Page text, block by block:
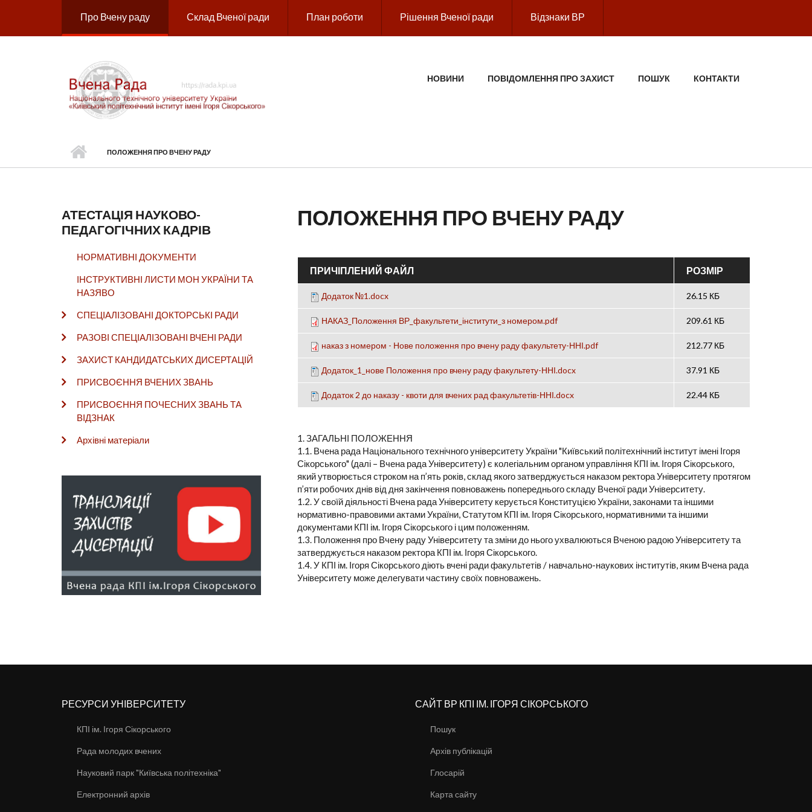
Про Вчену раду Склад Вченої ради План роботи Рішення Вченої ради Відзнаки ВР
ГОЛОВНЕ МЕНЮНОВИНИ ПОВІДОМЛЕННЯ ПРО ЗАХИСТ ПОШУК КОНТАКТИ
ПОЛОЖЕННЯ ПРО ВЧЕНУ РАДУ
АТЕСТАЦІЯ НАУКОВО-
ПЕДАГОГІЧНИХ КАДРІВ
НОРМАТИВНІ ДОКУМЕНТИ
ІНСТРУКТИВНІ ЛИСТИ МОН УКРАЇНИ ТА
НАЗЯВО
СПЕЦІАЛІЗОВАНІ ДОКТОРСЬКІ РАДИ
РАЗОВІ СПЕЦІАЛІЗОВАНІ ВЧЕНІ РАДИ
ЗАХИСТ КАНДИДАТСЬКИХ ДИСЕРТАЦІЙ
ПРИСВОЄННЯ ВЧЕНИХ ЗВАНЬ
ПРИСВОЄННЯ ПОЧЕСНИХ ЗВАНЬ ТА
ВІДЗНАК
Архівні матеріали
ПОЛОЖЕННЯ ПРО ВЧЕНУ РАДУ
ПРИЧІПЛЕНИЙ ФАЙЛ РОЗМІР
Додаток №1.docx 26.15 КБ
НАКАЗ_Положення ВР_факультети_інститути_з номером.pdf 209.61 КБ
наказ з номером - Нове положення про вчену раду факультету-ННІ.pdf 212.77 КБ
Додаток_1_нове Положення про вчену раду факультету-ННІ.docx 37.91 КБ
Додаток 2 до наказу - квоти для вчених рад факультетів-ННІ.docx 22.44 КБ
1. ЗАГАЛЬНІ ПОЛОЖЕННЯ
1.1. Вчена рада Національного технічного університету України "Київський політехнічний інститут імені Ігоря
Сікорського" (далі – Вчена рада Університету) є колегіальним органом управління КПІ ім. Ігоря Сікорського,
який утворюється строком на п’ять років, склад якого затверджується наказом ректора Університету протягом
п’яти робочих днів від дня закінчення повноважень попереднього складу Вченої ради Університету.
1.2. У своїй діяльності Вчена рада Університету керується Конституцією України, законами та іншими
нормативно-правовими актами України, Статутом КПІ ім. Ігоря Сікорського, нормативними та іншими
документами КПІ ім. Ігоря Сікорського і цим положенням.
1.3. Положення про Вчену раду Університету та зміни до нього ухвалюються Вченою радою Університету та
затверджується наказом ректора КПІ ім. Ігоря Сікорського.
1.4. У КПІ ім. Ігоря Сікорського діють вчені ради факультетів / навчально-наукових інститутів, яким Вчена рада
Університету може делегувати частину своїх повноважень.
РЕСУРСИ УНІВЕРСИТЕТУ
КПІ ім. Ігоря Сікорського
Рада молодих вчених
Науковий парк "Київська політехніка"
Електронний архів
САЙТ ВР КПІ ІМ. ІГОРЯ СІКОРСЬКОГО
Пошук
Архів публікацій
Глосарій
Карта сайту